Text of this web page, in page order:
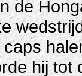
de
hij